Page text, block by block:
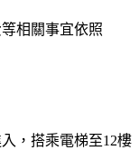
相關事宜依照
，搭乘電梯至12樓